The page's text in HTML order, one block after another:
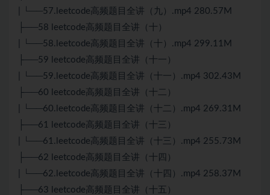
| └──57.leetcode高频题目全讲（九）.mp4 280.57M
├──58 leetcode高频题目全讲（十）
| └──58.leetcode高频题目全讲（十）.mp4 299.11M
├──59 leetcode高频题目全讲（十一）
| └──59.leetcode高频题目全讲（十一）.mp4 302.43M
├──60 leetcode高频题目全讲（十二）
| └──60.leetcode高频题目全讲（十二）.mp4 269.31M
├──61 leetcode高频题目全讲（十三）
| └──61.leetcode高频题目全讲（十三）.mp4 255.73M
├──62 leetcode高频题目全讲（十四）
| └──62.leetcode高频题目全讲（十四）.mp4 258.37M
├──63 leetcode高频题目全讲（十五）